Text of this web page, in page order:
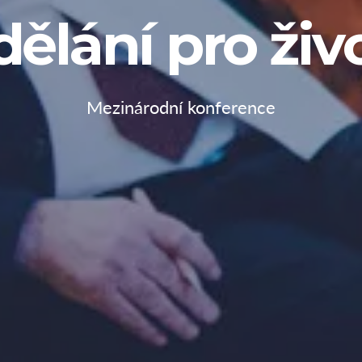
pro
Mezinárodní konference